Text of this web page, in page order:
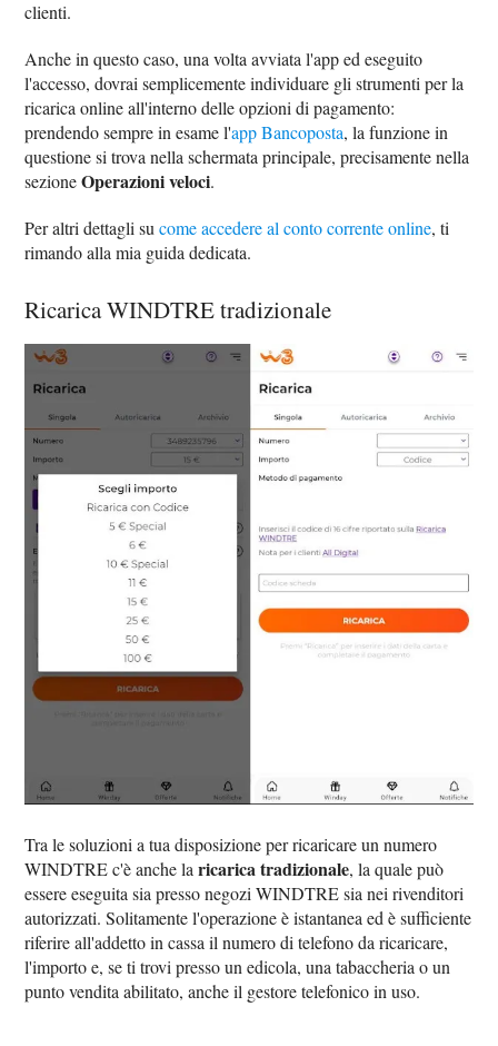
clienti.
Anche in questo caso, una volta avviata l'app ed eseguito
l'accesso, dovrai semplicemente individuare gli strumenti per la
ricarica online all'interno delle opzioni di pagamento:
prendendo sempre in esame l'app Bancoposta, la funzione in
questione si trova nella schermata principale, precisamente nella
sezioneOperazioni veloci.
Per altri dettagli sucome accedere al conto corrente online, ti
rimando alla mia guida dedicata.
Ricarica WINDTRE tradizionale
Tra le soluzioni a tua disposizione per ricaricare un numero
WINDTRE c'è anche laricarica tradizionale, la quale può
essere eseguita sia presso negozi WINDTRE sia nei rivenditori
autorizzati. Solitamente l'operazione è istantanea ed è sufficiente
riferire all'addetto in cassa il numero di telefono da ricaricare,
l'importo e, se ti trovi presso un edicola, una tabaccheria o un
punto vendita abilitato, anche il gestore telefonico in uso.